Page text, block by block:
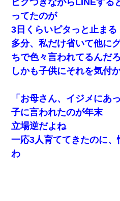
医者「糖尿病で余命1年です」 ワ
食べる量増やすわｗ」→結果ｗｗｗ
【報告者がキチ】嫁「妊娠した」
おう』友人達を家に連れ帰ってホ
てもらえて良かったな！』→
[緊急]ベロベロの女に声をかけて
全く親しくないママ友Aから突然
断りした。後日Aの企みを知って
同じマンションに住んでる女性が
ている事に気づいた俺「忍びこん
ってたのが
3日くらいピタっと止まる
多分、私だけ省いて他に
ちで色々言われてるんだ
しかも子供にそれを気付
「お母さん、イジメにあ
子に言われたのが年末
立場逆だよね
一応3人育ててきたのに
わ